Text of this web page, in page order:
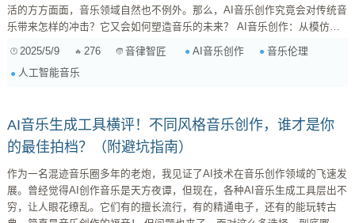
活的方方面面，音乐领域自然也不例外。那么，AI音乐创作究竟会对传统音
乐带来怎样的冲击？它又会如何塑造音乐的未来？ AI音乐创作：从模仿到
的阶段。它们通过分析大量的音乐作品，学习其中的旋律、和声、节奏等元
素，然后根据用户设定的参数，生成类似的音乐片段。例如，你可以指定AI
2025/5/9 276 音律智匠 AI音乐创作
音乐伦理
人工智能音乐
AI音乐生成工具横评！不同风格音乐创作，谁才是你
的最佳拍档？（附避坑指南）
作为一名混迹音乐圈多年的老炮，我见证了AI技术在音乐创作领域的飞速发
展。曾经觉得AI创作音乐是天方夜谭，但现在，各种AI音乐生成工具层出不
穷，让人眼花缭乱。它们有的擅长流行，有的精通电子，还有的能玩转古